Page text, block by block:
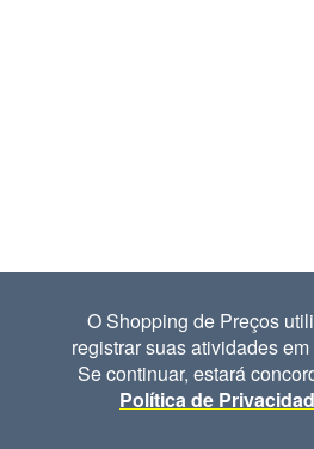
O Shopping de Preços
registrar suas atividades
Se continuar, estará
Política de